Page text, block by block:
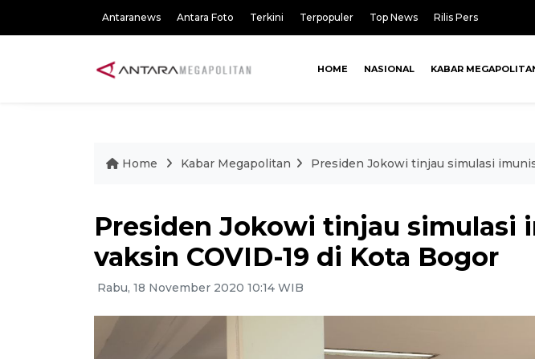
Antaranews Antara Foto Terkini Terpopuler Top News Rilis Pers
HOME NASIONAL KABAR
Home Kabar Megapolitan Presiden Jokowi tinjau simulasi
Presiden Jokowi tinjau simulasi
vaksin COVID-19 di Kota Bogor
Rabu, 18 November 2020 10:14 WIB